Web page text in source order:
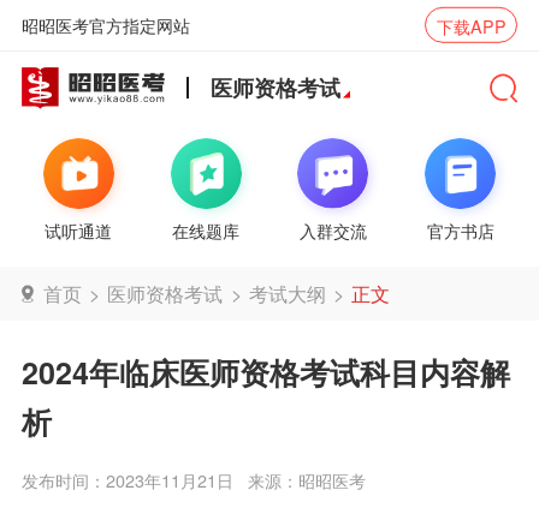
昭昭医考官方指定网站 下载APP
医师资格考试
试听通道 在线题库 入群交流 官方书店
首页 > 医师资格考试 > 考试大纲 > 正文
2024年临床医师资格考试科目内容解
析
发布时间：2023年11月21日 来源：昭昭医考